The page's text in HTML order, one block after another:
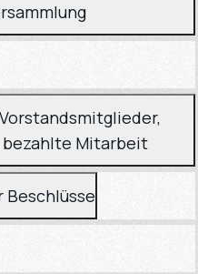
bezahlte Mitarbeit
Beschlüsse